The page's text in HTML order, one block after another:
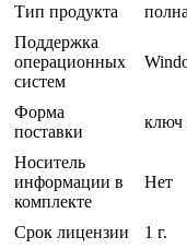
Тип продукта
Поддержка
операционных
систем
Форма
поставки
ключ
Носитель
информации в
комплекте
Нет
Срок лицензии
1 г.